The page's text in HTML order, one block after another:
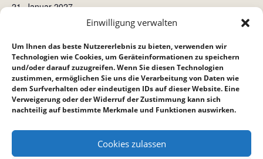
Einwilligung verwalten
Um Ihnen das beste Nutzererlebnis zu bieten, verwenden wir
Technologien wie Cookies, um Geräteinformationen zu speichern
und/oder darauf zuzugreifen. Wenn Sie diesen Technologien
zustimmen, ermöglichen Sie uns die Verarbeitung von Daten wie
dem Surfverhalten oder eindeutigen IDs auf dieser Website. Eine
Verweigerung oder der Widerruf der Zustimmung kann sich
nachteilig auf bestimmte Merkmale und Funktionen auswirken.
Cookies zulassen
21. Januar 2027
Hauskreis bei Reppich´s Crossroad (Crossis)